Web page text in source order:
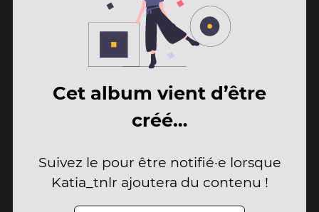
Cet album vient d’être
créé…
Suivez le pour être notifié·e lorsque
Katia_tnlr ajoutera du contenu !